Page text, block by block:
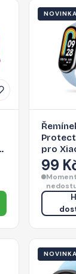
NOVINKA
Protect
pro
Band 8
NFC -
99
NOVINKA